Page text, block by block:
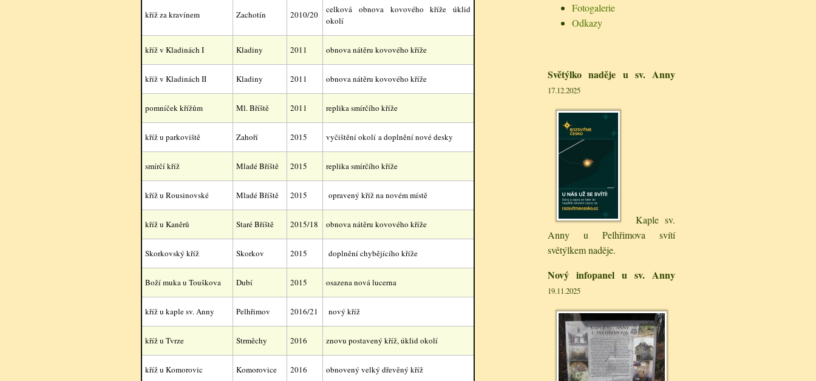
kříž za kravínem Zachotín 2010/20
celková obnova kovového kříže úklid
okolí
kříž v Kladinách I Kladiny 2011 obnova nátěru kovového kříže
kříž v Kladinách II Kladiny 2011 obnova nátěru kovového kříže
pomníček křížům Ml. Bříště 2011 replika smírčího kříže
kříž u parkoviště Zahoří 2015 vyčištění okolí a doplnění nové desky
smírčí kříž Mladé Bříště 2015 replika smírčího kříže
kříž u Rousinovské Mladé Bříště 2015 opravený kříž na novém místě
kříž u Kaněrů Staré Bříště 2015/18 obnova nátěru kovového kříže
Skorkovský kříž Skorkov 2015 doplnění chybějícího kříže
Boží muka u Touškova Dubí 2015 osazena nová lucerna
kříž u kaple sv. Anny Pelhřimov 2016/21 nový kříž
kříž u Tvrze Strměchy 2016 znovu postavený kříž, úklid okolí
kříž u Komorovic Komorovice 2016 obnovený velký dřevěný kříž
Fotogalerie
Odkazy
Světýlko naděje u sv. Anny
17.12.2025
Kaple sv.
Anny u Pelhřimova svítí
světýlkem naděje.
Nový infopanel u sv. Anny
19.11.2025